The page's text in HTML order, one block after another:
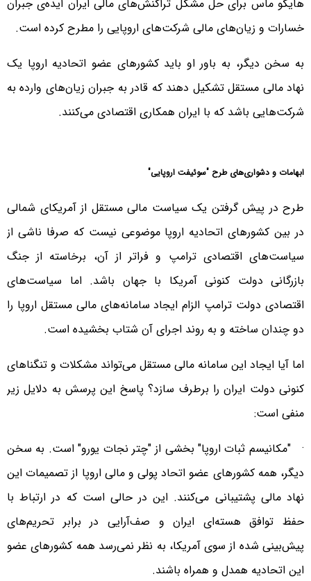
هایکو ماس برای حل مشکل تراکنش‌‌های مالی ایران ایده‌ی جبران
خسارات و زیان‌های مالی شرکت‌های اروپایی را مطرح کرده است.
به سخن دیگر، به باور او باید کشورهای عضو اتحادیه اروپا یک
نهاد مالی مستقل تشکیل دهند که قادر به جبران زیان‌های وارده به
شرکت‌هایی باشد که با ایران همکاری اقتصادی می‌کنند.
ابهامات و دشواری‌های طرح "سوئیفت اروپایی"
طرح در پیش گرفتن یک سیاست مالی مستقل از آمریکای شمالی
در بین کشورهای اتحادیه اروپا موضوعی نیست که صرفا ناشی از
سیاست‌های اقتصادی ترامپ و فراتر از آن، برخاسته از جنگ
بازرگانی دولت کنونی آمریکا با جهان باشد. اما سیاست‌های
اقتصادی دولت ترامپ الزام ایجاد سامانه‌های مالی مستقل اروپا را
دو چندان ساخته و به روند اجرای آن شتاب بخشیده است.
اما آیا ایجاد این سامانه مالی مستقل می‌تواند مشکلات و تنگناهای
کنونی دولت ایران را برطرف سازد؟ پاسخ این پرسش به دلایل زیر
منفی است:
· "مکانیسم ثبات اروپا" بخشی از "چتر نجات یورو" است. به سخن
دیگر، همه کشورهای عضو اتحاد پولی و مالی اروپا از تصمیمات این
نهاد مالی پشتیبانی می‌کنند. این در حالی است که در ارتباط با
حفظ توافق هسته‌ای ایران و صف‌آرایی در برابر تحریم‌های
پیش‌بینی شده از سوی آمریکا، به نظر نمی‌رسد همه کشورهای عضو
این اتحادیه همدل و همراه باشند.